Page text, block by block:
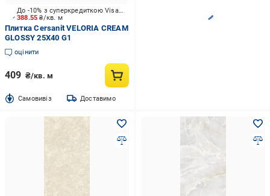
388.55₴/кв. м
До -10% з суперкредиткою Visa Вигода
Плитка Cersanit VELORIA CREAM
GLOSSY 25X40 G1
оцінити
409 ₴/кв. м
Cамовивіз Доставимо